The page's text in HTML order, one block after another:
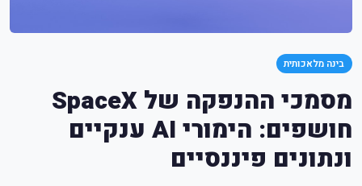
בינה מלאכותית
מסמכי ההנפקה של SpaceX
חושפים: הימורי AI ענקיים
ונתונים פיננסיים